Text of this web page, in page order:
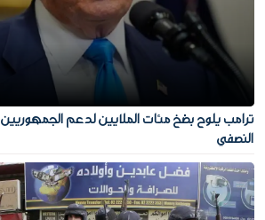
ترامب يلوح بضخ مئات الملايين لدعم
النصفي